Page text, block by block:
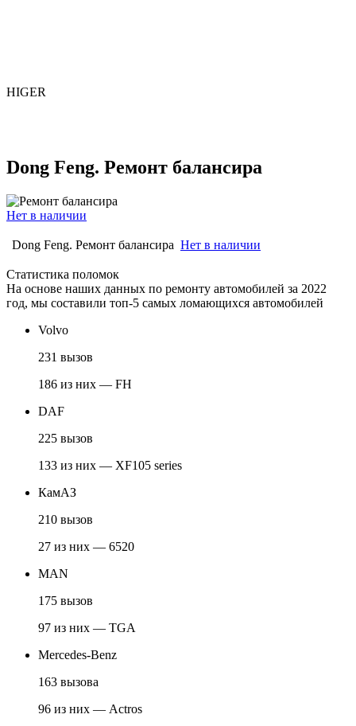
HIGER
Dong Feng. Ремонт балансира
Нет в наличии
Dong Feng. Ремонт балансира Нет в наличии
Статистика поломок
На основе наших данных по ремонту автомобилей за 2022
год, мы составили топ-5 самых ломающихся автомобилей
Volvo
231 вызов
186 из них — FH
DAF
225 вызов
133 из них — XF105 series
КамАЗ
210 вызов
27 из них — 6520
MAN
175 вызов
97 из них — TGA
Mercedes-Benz
163 вызова
96 из них — Actros